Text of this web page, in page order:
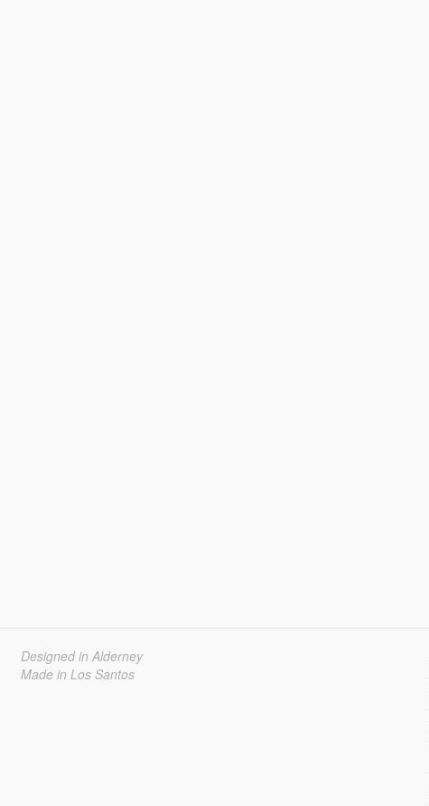
Designed in Alderney
Made in Los Santos